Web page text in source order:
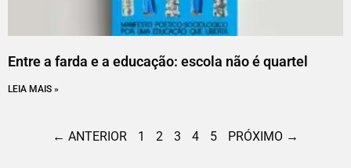
Entre a farda e a educação: escola não é quartel
LEIA MAIS »
← ANTERIOR 1 2 3 4 5 PRÓXIMO →